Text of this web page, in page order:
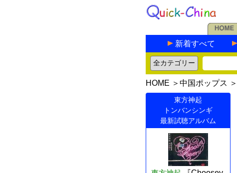
新着すべて
HOME ＞ 中国ポップス ＞
東方神起
トンバンシンギ
最新試聴アルバム